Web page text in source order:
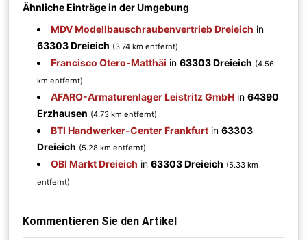
Ähnliche Einträge in der Umgebung
MDV Modellbauschraubenvertrieb Dreieich in
63303 Dreieich (3.74 km entfernt)
Francisco Otero-Matthäi in63303 Dreieich (4.56
km entfernt)
AFARO-Armaturenlager Leistritz GmbH in64390
Erzhausen (4.73 km entfernt)
BTI Handwerker-Center Frankfurt in63303
Dreieich (5.28 km entfernt)
OBI Markt Dreieich in63303 Dreieich (5.33 km
entfernt)
Kommentieren Sie den Artikel